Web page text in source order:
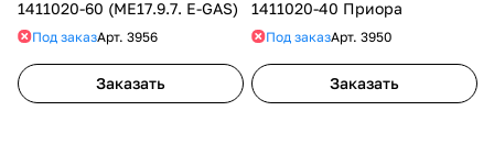
1411020-60 (ME17.9.7. E-GAS)
Под заказАрт. 3956
Заказать
1411020-40 Приора
Под заказАрт. 3950
Заказать